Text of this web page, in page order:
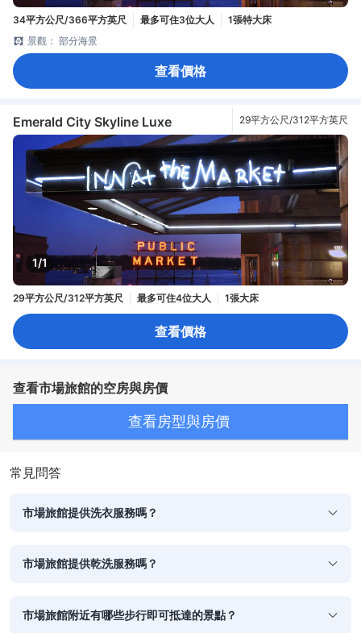
34平方公尺/366平方英尺 最多可住3位大人
1張特大床
景觀： 部分海景
查看價格
Emerald City Skyline Luxe 29平方公尺/312平方英尺
1/1
29平方公尺/312平方英尺 最多可住4位大人 1張大床
查看價格
查看市場旅館的空房與房價
查看房型與房價
常見問答
市場旅館提供洗衣服務嗎？
市場旅館提供乾洗服務嗎？
市場旅館附近有哪些步行即可抵達的景點？